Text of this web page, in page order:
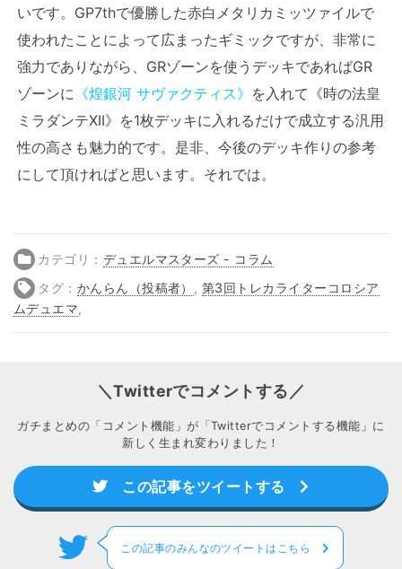
いです。GP7thで優勝した赤白メタリカミッツァイルで
使われたことによって広まったギミックですが、非常に
強力でありながら、GRゾーンを使うデッキであればGR
ゾーンに 《煌銀河 サヴァクティス》 を入れて《時の法皇
ミラダンテXII》を1枚デッキに入れるだけで成立する汎用
性の高さも魅力的です。是非、今後のデッキ作りの参考
にして頂ければと思います。それでは。
カテゴリ： デュエルマスターズ - コラム
タグ： かんらん（投稿者） , 第3回トレカライターコロシア
ムデュエマ,
＼Twitterでコメントする／
ガチまとめの「コメント機能」が「Twitterでコメントする機能」に
新しく生まれ変わりました！
この記事をツイートする
この記事のみんなのツイートはこちら